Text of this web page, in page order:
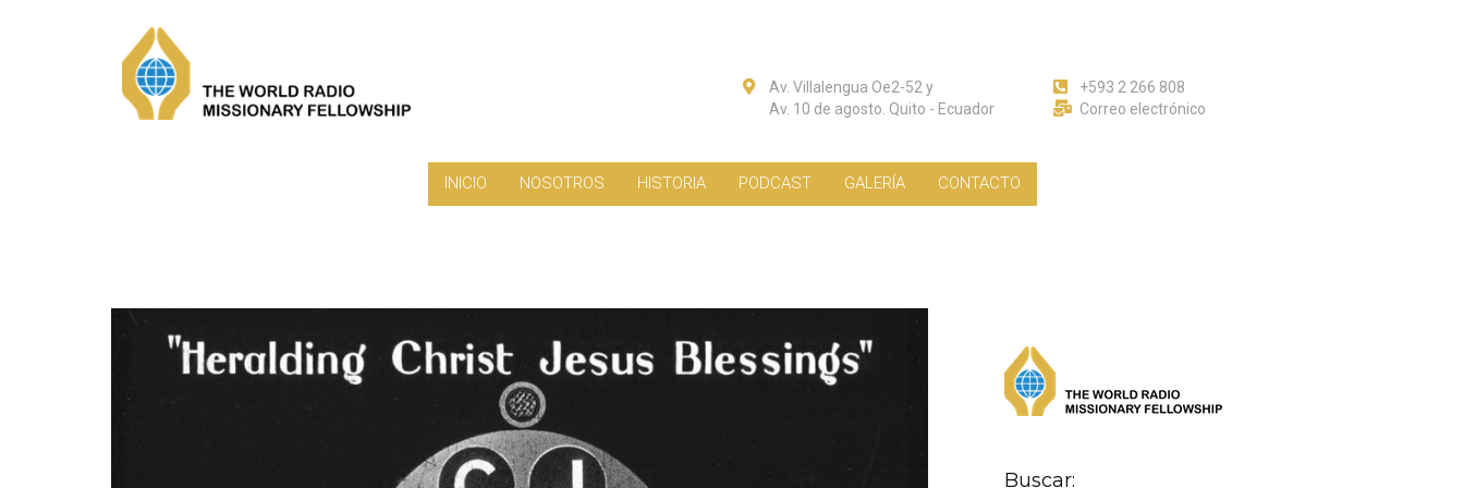
Av. Villalengua Oe2-52 y
Av. 10 de agosto. Quito - Ecuador
+593 2 266 808
Correo electrónico
INICIO NOSOTROS HISTORIA PODCAST GALERÍA CONTACTO
Buscar: